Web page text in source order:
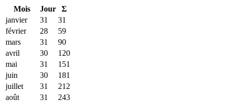
Mois Jour
Σ
janvier
31
31
février
28
59
mars
31
90
avril
30
120
mai
31
151
juin
30
181
juillet
31
212
août
31
243